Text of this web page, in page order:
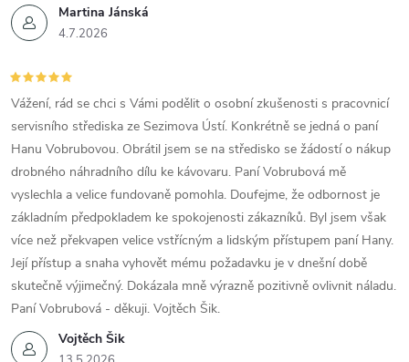
Martina Jánská
4.7.2026
Vojtěch Šik
Vážení, rád se chci s Vámi podělit o osobní zkušenosti s pracovnicí
servisního střediska ze Sezimova Ústí. Konkrétně se jedná o paní
Hanu Vobrubovou. Obrátil jsem se na středisko se žádostí o nákup
drobného náhradního dílu ke kávovaru. Paní Vobrubová mě
vyslechla a velice fundovaně pomohla. Doufejme, že odbornost je
základním předpokladem ke spokojenosti zákazníků. Byl jsem však
více než překvapen velice vstřícným a lidským přístupem paní Hany.
Její přístup a snaha vyhovět mému požadavku je v dnešní době
skutečně výjimečný. Dokázala mně výrazně pozitivně ovlivnit náladu.
Paní Vobrubová - děkuji. Vojtěch Šik.